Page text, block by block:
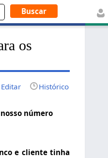
os
Editar Histórico
número
e cliente tinha